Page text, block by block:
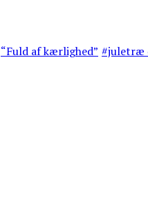
“Fuld af kærlighed” #juletræ